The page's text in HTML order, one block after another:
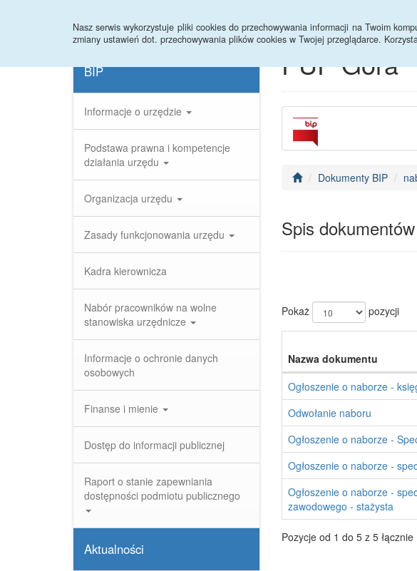
Nasz serwis wykorzystuje pliki cookies do przechowywania informacji na Twoim
zmiany ustawień dot. przechowywania plików cookies w Twojej przeglądarce.
BIP
Informacje o urzędzie
Podstawa prawna i kompetencje
działania urzędu
Organizacja urzędu
Zasady funkcjonowania urzędu
Kadra kierownicza
Nabór pracowników na wolne
stanowiska urzędnicze
Informacje o ochronie danych
osobowych
Finanse i mienie
Dostęp do informacji publicznej
Raport o stanie zapewniania
dostępności podmiotu publicznego
Aktualności
PUP Góra
Dokumenty BIP
Spis dokumentów
Pokaż pozycji
Nazwa dokumentu
Ogłoszenie o naborze -
Odwołanie naboru
Ogłoszenie o naborze -
Ogłoszenie o naborze -
Ogłoszenie o naborze -
zawodowego - stażysta
Pozycje od 1 do 5 z 5 łącznie